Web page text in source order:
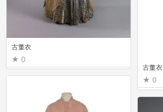
古董衣
0
古董衣
0